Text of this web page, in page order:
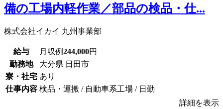
備の工場内軽作業／部品の検品・仕...
株式会社イカイ 九州事業部
給与 月収例244,000円
勤務地
大分県 日田市
寮・社宅 あり
仕事内容 検品・運搬 / 自動車系工場 / 日勤
詳細を表示